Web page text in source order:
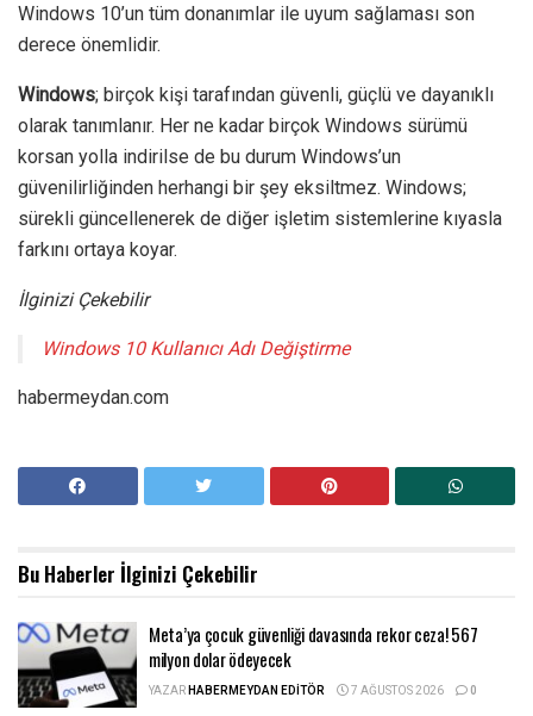
Windows 10’un tüm donanımlar ile uyum sağlaması son
derece önemlidir.
Windows; birçok kişi tarafından güvenli, güçlü ve dayanıklı
olarak tanımlanır. Her ne kadar birçok Windows sürümü
korsan yolla indirilse de bu durum Windows’un
güvenilirliğinden herhangi bir şey eksiltmez. Windows;
sürekli güncellenerek de diğer işletim sistemlerine kıyasla
farkını ortaya koyar.
İlginizi Çekebilir
Windows 10 Kullanıcı Adı Değiştirme
habermeydan.com
Bu Haberler İlginizi Çekebilir
Meta’ya çocuk güvenliği davasında rekor ceza! 567
milyon dolar ödeyecek
YAZARHABERMEYDAN EDITÖR 7 AĞUSTOS 2026 0